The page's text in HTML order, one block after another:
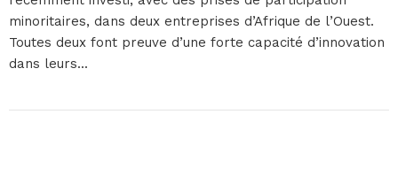
minoritaires, dans deux entreprises d’Afrique de l’Ouest.
Toutes deux font preuve d’une forte capacité d’innovation
dans leurs...